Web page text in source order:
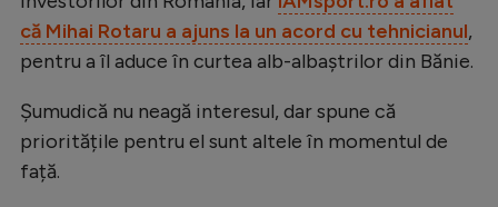
Gimnastică
Auto
Ciclism
că Mihai Rotaru a ajuns la un acord cu tehnicianul,
pentru a îl aduce în curtea alb-albaștrilor din Bănie.
Șumudică nu neagă interesul, dar spune că
prioritățile pentru el sunt altele în momentul de
față.